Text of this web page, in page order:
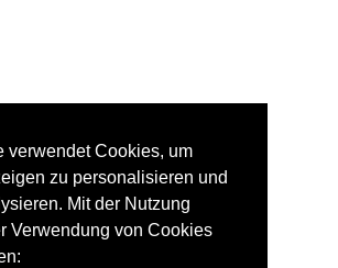
verwendet Cookies, um
zu personalisieren und
Mit der Nutzung
Verwendung von Cookies